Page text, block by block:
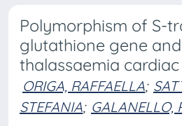
Polymorphism of S-
glutathione gene
thalassaemia
ORIGA, RAFFAELLA;
STEFANIA; GALANELLO,